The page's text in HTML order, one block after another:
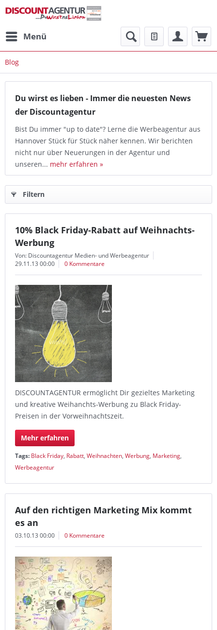
Menü
Blog
Du wirst es lieben - Immer die neuesten News
der Discountagentur
Bist Du immer "up to date"? Lerne die Werbeagentur aus
Hannover Stück für Stück näher kennen. Wir berichten
nicht nur über Neuerungen in der Agentur und
unseren... mehr erfahren »
Filtern
10% Black Friday-Rabatt auf Weihnachts-
Werbung
Von: Discountagentur Medien- und Werbeagentur
29.11.13 00:00
0 Kommentare
DISCOUNTAGENTUR ermöglicht Dir gezieltes Marketing
und kreative Weihanchts-Werbung zu Black Friday-
Preisen in der Vorweihnachtszeit.
Mehr erfahren
Tags: Black Friday, Rabatt, Weihnachten, Werbung, Marketing,
Werbeagentur
Auf den richtigen Marketing Mix kommt
es an
03.10.13 00:00 0 Kommentare